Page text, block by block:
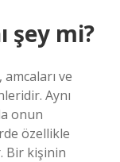
şey mi?
ve
Aynı
onun
özellikle
Bir kişinin